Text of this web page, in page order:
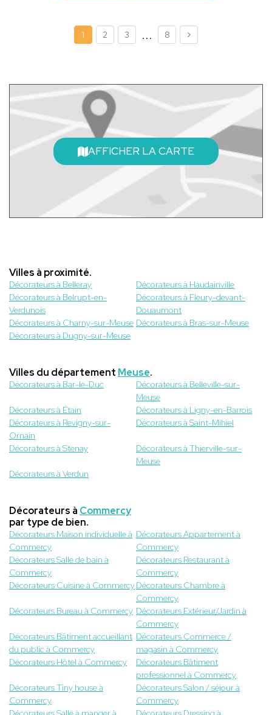
1 2 3 ... 8
AFFICHER LA CARTE
Villes à proximité.
Décorateurs à Belleray
Décorateurs à Haudainville
Décorateurs à Belrupt-en-
Verdunois
Décorateurs à Fleury-devant-
Douaumont
Décorateurs à Charny-sur-Meuse Décorateurs à Bras-sur-Meuse
Décorateurs à Dugny-sur-Meuse
Villes du département Meuse.
Décorateurs à Bar-le-Duc
Décorateurs à Belleville-sur-
Meuse
Décorateurs à Étain
Décorateurs à Ligny-en-Barrois
Décorateurs à Revigny-sur-
Ornain
Décorateurs à Saint-Mihiel
Décorateurs à Stenay
Décorateurs à Thierville-sur-
Meuse
Décorateurs à Verdun
Décorateurs à Commercy
par type de bien.
Décorateurs Maison individuelle à
Commercy
Décorateurs Appartement à
Commercy
Décorateurs Salle de bain à
Commercy
Décorateurs Restaurant à
Commercy
Décorateurs Cuisine à CommercyDécorateurs Chambre à
Commercy
Décorateurs Bureau à Commercy Décorateurs Extérieur/Jardin à
Commercy
Décorateurs Bâtiment accueillant
du public à Commercy
Décorateurs Commerce /
magasin à Commercy
Décorateurs Hôtel à Commercy
Décorateurs Bâtiment
professionnel à Commercy
Décorateurs Tiny house à
Commercy
Décorateurs Salon / séjour à
Commercy